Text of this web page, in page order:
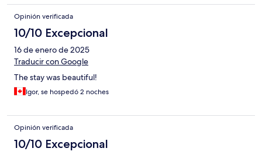
Opinión verificada
10/10 Excepcional
16 de enero de 2025
Traducir con Google
The stay was beautiful!
Igor, se hospedó 2 noches
Opinión verificada
10/10 Excepcional